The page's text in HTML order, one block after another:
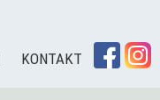
KONTAKT